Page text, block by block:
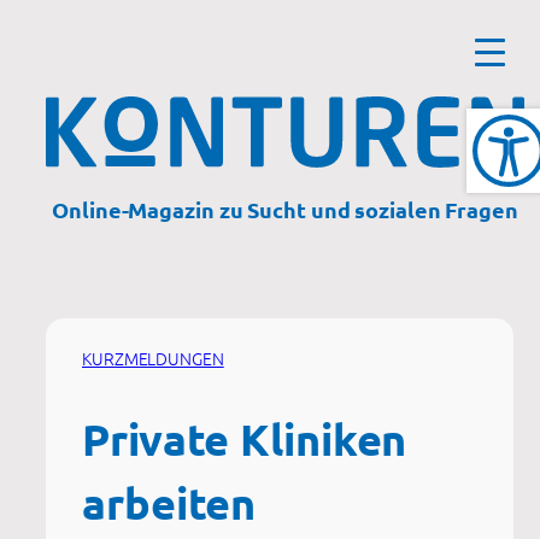
Online-Magazin zu Sucht und sozialen Fragen
KURZMELDUNGEN
Private Kliniken
arbeiten